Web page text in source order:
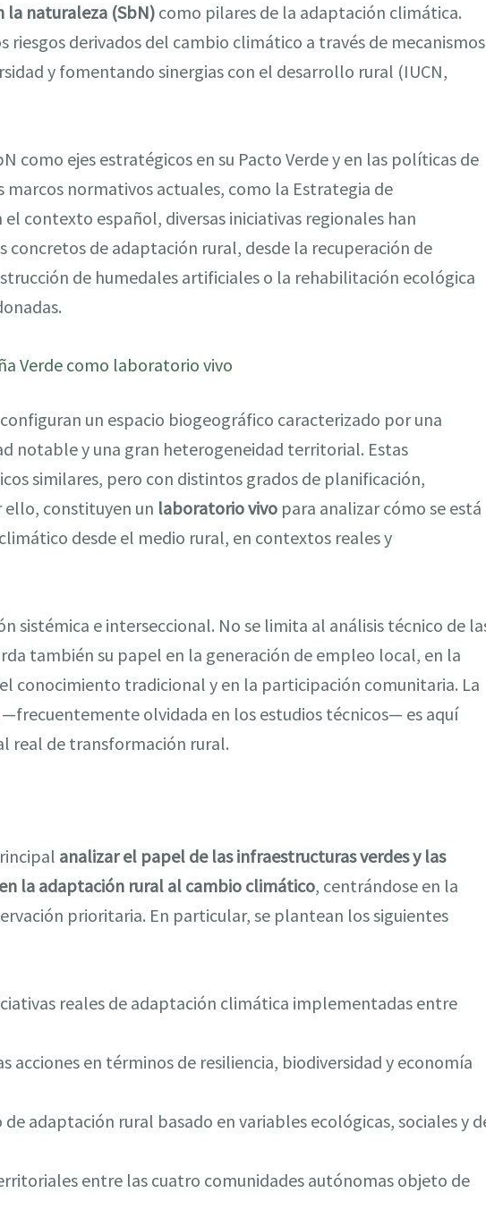
la naturaleza (SbN) como pilares de la adaptación climática.
riesgos derivados del cambio climático a través de mecanismos
y fomentando sinergias con el desarrollo rural (IUCN,
como ejes estratégicos en su Pacto Verde y en las políticas de
normativos actuales, como la Estrategia de
el contexto español, diversas iniciativas regionales han
concretos de adaptación rural, desde la recuperación de
de humedales artificiales o la rehabilitación ecológica
Verde como laboratorio vivo
un espacio biogeográfico caracterizado por una
notable y una gran heterogeneidad territorial. Estas
similares, pero con distintos grados de planificación,
constituyen un laboratorio vivo para analizar cómo se está
desde el medio rural, en contextos reales y
sistémica e interseccional. No se limita al análisis técnico de
también su papel en la generación de empleo local, en la
conocimiento tradicional y en la participación comunitaria. La
olvidada en los estudios técnicos— es aquí
real de transformación rural.
analizar el papel de las infraestructuras verdes y las
la adaptación rural al cambio climático, centrándose en la
prioritaria. En particular, se plantean los siguientes
reales de adaptación climática implementadas entre
acciones en términos de resiliencia, biodiversidad y economía
adaptación rural basado en variables ecológicas, sociales y
entre las cuatro comunidades autónomas objeto de